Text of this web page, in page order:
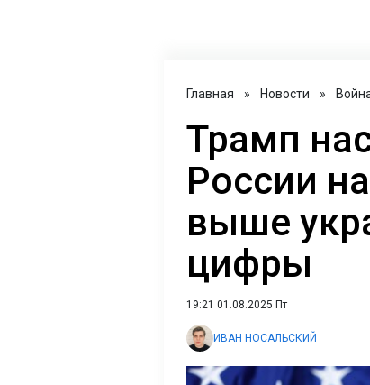
Главная » Новости »
Трамп
России
выше
цифры
19:21 01.08.2025 Пт
ИВАН НОСАЛЬСКИЙ